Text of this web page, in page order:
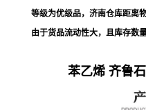
等级为优级品，济南仓库距离
由于货品流动性大，且库存数
苯乙烯 齐鲁